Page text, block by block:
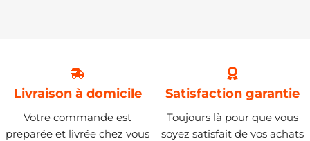
Livraison à domicile
Votre commande est
preparée et livrée chez vous
Satisfaction garantie
Toujours là pour que vous
soyez satisfait de vos achats